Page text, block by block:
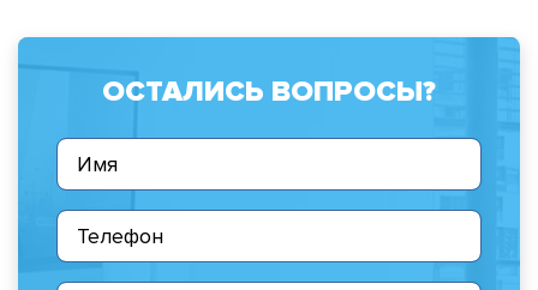
ОСТАЛИСЬ ВОПРОСЫ?